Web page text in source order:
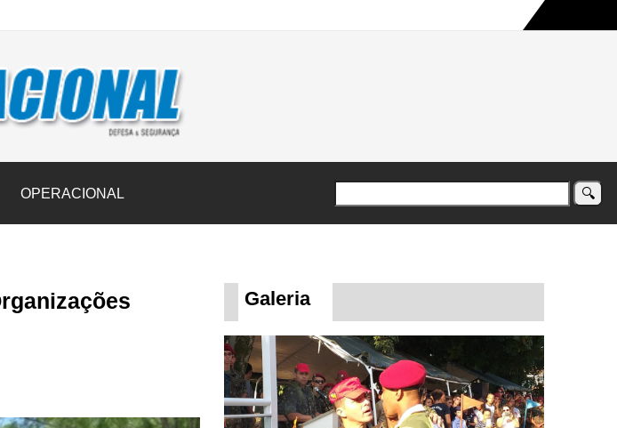
donativos ao Rio Grande do Sul na maior campanha humanitária já registrada no país
OPERACIONAL
Galeria